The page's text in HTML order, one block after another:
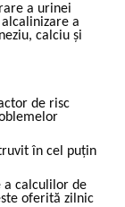
a urinei
a
calciu şi
de risc
în cel puțin
a calculilor de
oferită zilnic